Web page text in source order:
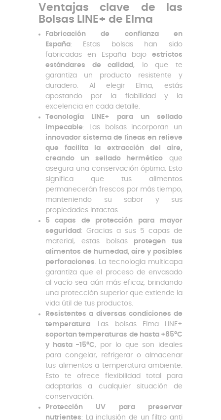
Ventajas clave de las
Bolsas LINE+ de Elma
Fabricación de confianza en
España:
Estas bolsas han sido
fabricadas en España bajo estrictos
estándares de calidad, lo que te
garantiza un producto resistente y
duradero. Al elegir Elma, estás
apostando por la fiabilidad y la
excelencia en cada detalle.
Tecnología LINE+ para un sellado
impecable: Las bolsas incorporan un
innovador sistema de líneas en relieve
que facilita la extracción del aire,
creando un sellado hermético que
asegura una conservación óptima. Esto
significa que tus alimentos
permanecerán frescos por más tiempo,
manteniendo su sabor y sus
propiedades intactas.
5 capas de protección para mayor
seguridad : Gracias a sus 5 capas de
material, estas bolsas protegen tus
alimentos de humedad, aire y posibles
perforaciones. La tecnología multicapa
garantiza que el proceso de envasado
al vacío sea aún más eficaz, brindando
una protección superior que extiende la
vida útil de tus productos.
Resistentes a diversas condiciones de
temperatura: Las bolsas Elma LINE+
soportan temperaturas de hasta +85ºC
y hasta -15ºC, por lo que son ideales
para congelar, refrigerar o almacenar
tus alimentos a temperatura ambiente.
Esto te ofrece flexibilidad total para
adaptarlas a cualquier situación de
conservación.
Protección UV para preservar
nutrientes: La inclusión de un filtro anti